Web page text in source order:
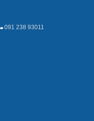
091 238 93011